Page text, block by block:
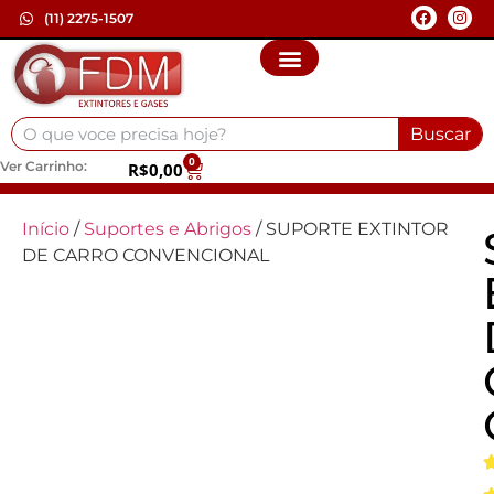
(11) 2275-1507
Buscar
Ver Carrinho: R$0,00 0
Início / Suportes e Abrigos / SUPORTE EXTINTOR
DE CARRO CONVENCIONAL